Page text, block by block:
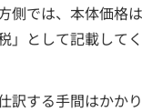
側では、本体価格
」として記載してく
訳する手間はかか